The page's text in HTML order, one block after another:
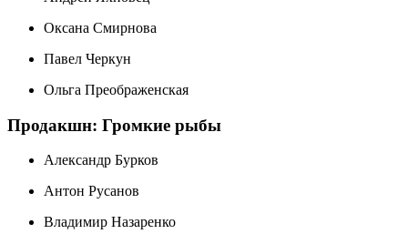
Оксана Смирнова
Павел Черкун
Ольга Преображенская
Продакшн: Громкие рыбы
Александр Бурков
Антон Русанов
Владимир Назаренко